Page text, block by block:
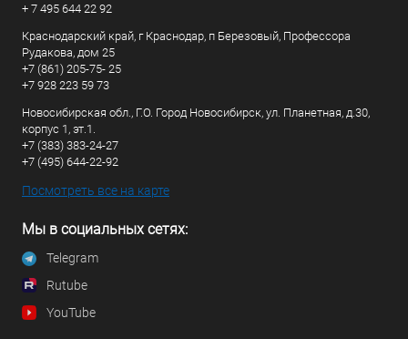
+ 7 495 644 22 92
Краснодарский край, г Краснодар, п Березовый, Профессора
Рудакова, дом 25
+7 (861) 205-75- 25
+7 928 223 59 73
Новосибирская обл., Г.О. Город Новосибирск, ул. Планетная, д.30,
корпус 1, эт.1.
+7 (383) 383-24-27
+7 (495) 644-22-92
Посмотреть все на карте
Мы в социальных сетях:
Telegram
Rutube
YouTube